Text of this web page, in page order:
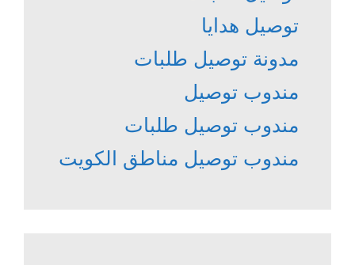
توصيل هدايا
مدونة توصيل طلبات
مندوب توصيل
مندوب توصيل طلبات
مندوب توصيل مناطق الكويت